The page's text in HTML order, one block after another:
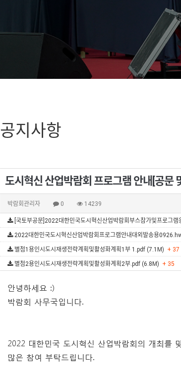
공지사항
도시혁신 산업박람회 프로그램 안내[공문
박람회관리자 0 14239
[국토부공문]2022대한민국도시혁신산업박람회부스참가및프로그
2022대한민국도시혁신산업박람회프로그램안내대외발송용
별첨1용인시도시재생전략계획및활성화계획1부 1.pdf (7.1M) + 37
별첨2용인시도시재생전략계획및활성화계획2부.pdf (6.8M) + 35
안녕하세요 :)
박람회 사무국입니다.
2022 대한민국 도시혁신 산업박람회의 개최를
많은 참여 부탁드립니다.